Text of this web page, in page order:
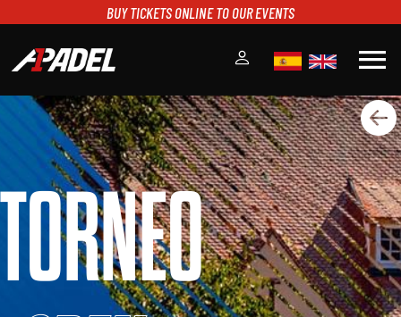
BUY TICKETS ONLINE TO OUR EVENTS
menu
A1PADEL
RANKING
CALENDARIO
TORNEOS
NOTICIAS
MULTIMEDIA
SCOREBOARD
STREAMING
TORNEO